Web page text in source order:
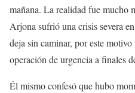
mañana. La realidad fue mucho
Arjona sufrió una crisis severa
deja sin caminar, por este
operación de urgencia a finales
Él mismo confesó que hubo